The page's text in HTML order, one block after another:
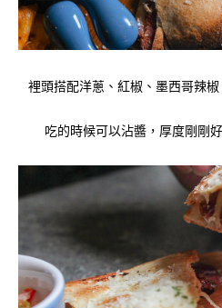
裡頭搭配洋蔥、紅椒、墨西哥辣
吃的時候可以沾醬，厚度剛剛